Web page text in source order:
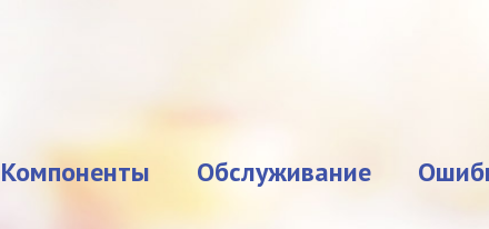
Компоненты Обслуживание